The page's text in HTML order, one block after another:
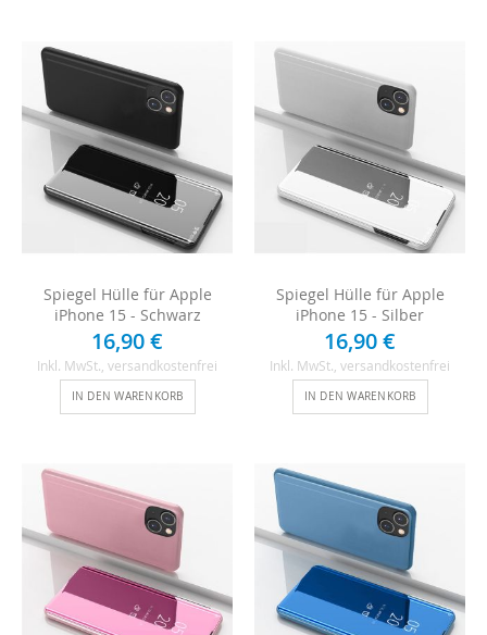
Spiegel Hülle für Apple
iPhone 15 - Schwarz
16,90 €
Inkl. MwSt. , versandkostenfrei
IN DEN WARENKORB
Spiegel Hülle für Apple
iPhone 15 - Silber
16,90 €
Inkl. MwSt. , versandkostenfrei
IN DEN WARENKORB